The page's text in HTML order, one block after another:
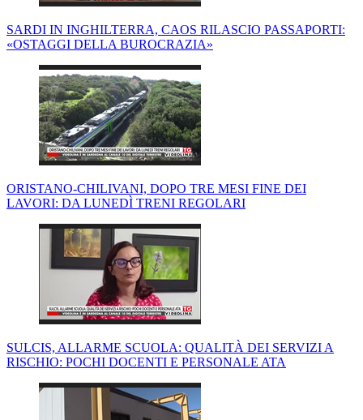
SARDI IN INGHILTERRA, CAOS RILASCIO PASSAPORTI:
«OSTAGGI DELLA BUROCRAZIA»
ORISTANO-CHILIVANI, DOPO TRE MESI FINE DEI
LAVORI: DA LUNEDÌ TRENI REGOLARI
SULCIS, ALLARME SCUOLA: QUALITÀ DEI SERVIZI A
RISCHIO: POCHI DOCENTI E PERSONALE ATA